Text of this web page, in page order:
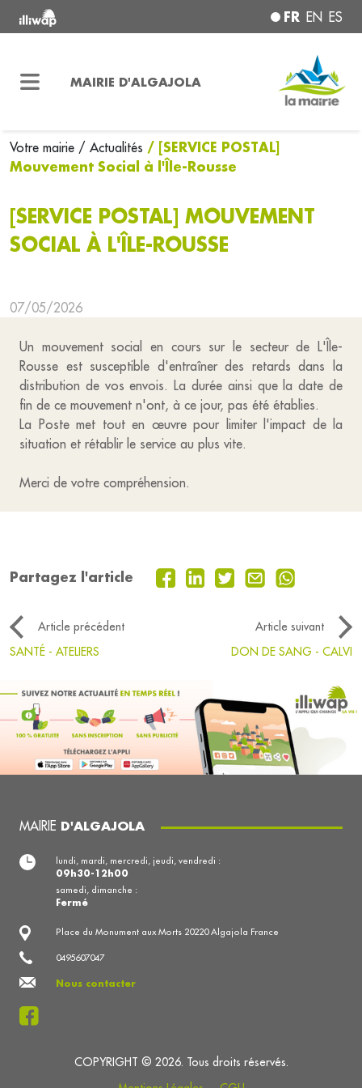
FR EN ES
MAIRIE D'ALGAJOLA
Votre mairie / Actualités / [SERVICE POSTAL]
Mouvement Social à l'Île-Rousse
[SERVICE POSTAL] MOUVEMENT
SOCIAL À L'ÎLE-ROUSSE
07/05/2026
Un mouvement social en cours sur le secteur de L'Île-
Rousse est susceptible d'entraîner des retards dans la
distribution de vos envois. La durée ainsi que la date de
fin de ce mouvement n'ont, à ce jour, pas été établies.
La Poste met tout en œuvre pour limiter l'impact de la
situation et rétablir le service au plus vite.
Merci de votre compréhension.
Partagez l'article
Article précédent
Article suivant
SANTÉ - ATELIERS
DON DE SANG - CALVI
MAIRIE D'ALGAJOLA
Place du Monument aux Morts 20220 Algajola France
0495607047
Nous contacter
lundi, mardi, mercredi, jeudi, vendredi :
09h30-12h00
samedi, dimanche :
Fermé
COPYRIGHT © 2026. Tous droits réservés.